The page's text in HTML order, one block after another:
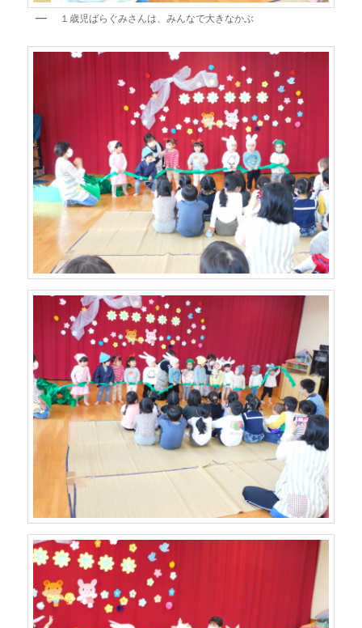
１歳児ばらぐみさんは、みんなで大きなかぶ